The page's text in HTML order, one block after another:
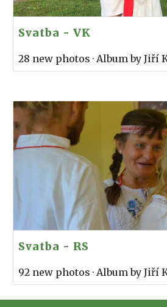
Svatba - VK
28 new photos · Album by Jiří
Svatba - RS
92 new photos · Album by Jiří